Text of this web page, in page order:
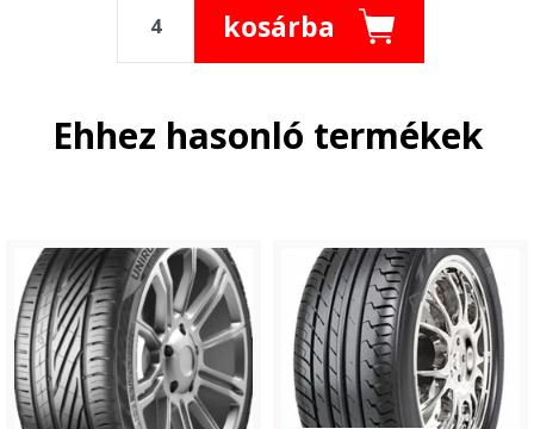
kosárba
Ehhez hasonló termékek